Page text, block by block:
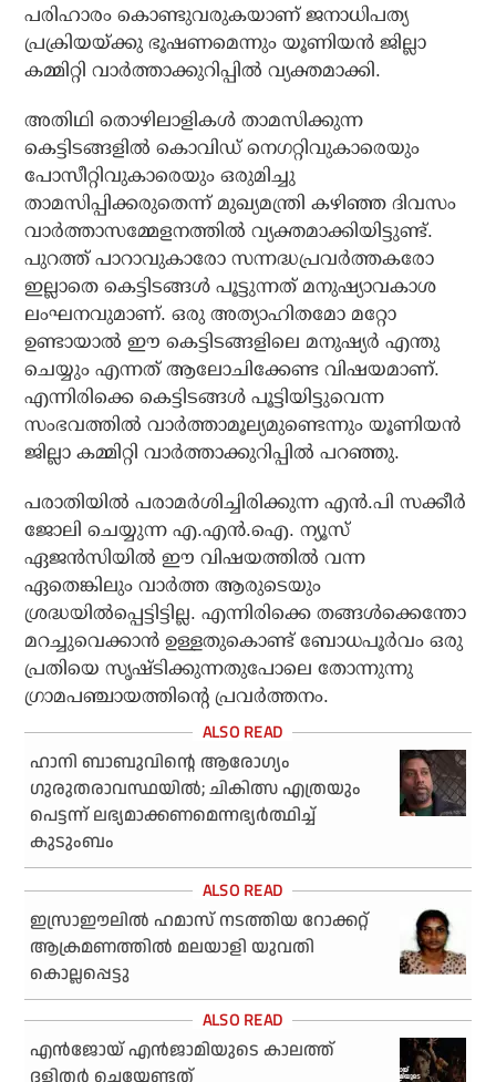
പരിഹാരം കൊണ്ടുവരുകയാണ് ജനാധിപത്യ
പ്രക്രിയയ്ക്കു ഭൂഷണമെന്നും യൂണിയന്‍ ജില്ലാ
കമ്മിറ്റി വാര്‍ത്താക്കുറിപ്പില്‍ വ്യക്തമാക്കി.
അതിഥി തൊഴിലാളികള്‍ താമസിക്കുന്ന
കെട്ടിടങ്ങളില്‍ കൊവിഡ് നെഗറ്റിവുകാരെയും
പോസീറ്റിവുകാരെയും ഒരുമിച്ചു
താമസിപ്പിക്കരുതെന്ന് മുഖ്യമന്ത്രി കഴിഞ്ഞ ദിവസം
വാര്‍ത്താസമ്മേളനത്തില്‍ വ്യക്തമാക്കിയിട്ടുണ്ട്.
പുറത്ത് പാറാവുകാരോ സന്നദ്ധപ്രവര്‍ത്തകരോ
ഇല്ലാതെ കെട്ടിടങ്ങള്‍ പൂട്ടുന്നത് മനുഷ്യാവകാശ
ലംഘനവുമാണ്. ഒരു അത്യാഹിതമോ മറ്റോ
ഉണ്ടായാല്‍ ഈ കെട്ടിടങ്ങളിലെ മനുഷ്യര്‍ എന്തു
ചെയ്യും എന്നത് ആലോചിക്കേണ്ട വിഷയമാണ്.
എന്നിരിക്കെ കെട്ടിടങ്ങള്‍ പൂട്ടിയിട്ടുവെന്ന
സംഭവത്തില്‍ വാര്‍ത്താമൂല്യമുണ്ടെന്നും യൂണിയന്‍
ജില്ലാ കമ്മിറ്റി വാര്‍ത്താക്കുറിപ്പില്‍ പറഞ്ഞു.
പരാതിയില്‍ പരാമര്‍ശിച്ചിരിക്കുന്ന എന്‍.പി സക്കീര്‍
ജോലി ചെയ്യുന്ന എ.എന്‍.ഐ. ന്യൂസ്
ഏജന്‍സിയില്‍ ഈ വിഷയത്തില്‍ വന്ന
ഏതെങ്കിലും വാര്‍ത്ത ആരുടെയും
ശ്രദ്ധയില്‍പ്പെട്ടിട്ടില്ല. എന്നിരിക്കെ തങ്ങള്‍ക്കെന്തോ
മറച്ചുവെക്കാന്‍ ഉള്ളതുകൊണ്ട് ബോധപൂര്‍വം ഒരു
പ്രതിയെ സൃഷ്ടിക്കുന്നതുപോലെ തോന്നുന്നു
ഗ്രാമപഞ്ചായത്തിന്റെ പ്രവര്‍ത്തനം.
ഹാനി ബാബുവിന്റെ ആരോഗ്യം
ഗുരുതരാവസ്ഥയില്‍; ചികിത്സ എത്രയും
പെട്ടന്ന് ലഭ്യമാക്കണമെന്നഭ്യര്‍ത്ഥിച്ച്
കുടുംബം
ഇസ്രാഈലില്‍ ഹമാസ് നടത്തിയ റോക്കറ്റ്
ആക്രമണത്തില്‍ മലയാളി യുവതി
കൊല്ലപ്പെട്ടു
എന്‍ജോയ് എന്‍ജാമിയുടെ കാലത്ത്